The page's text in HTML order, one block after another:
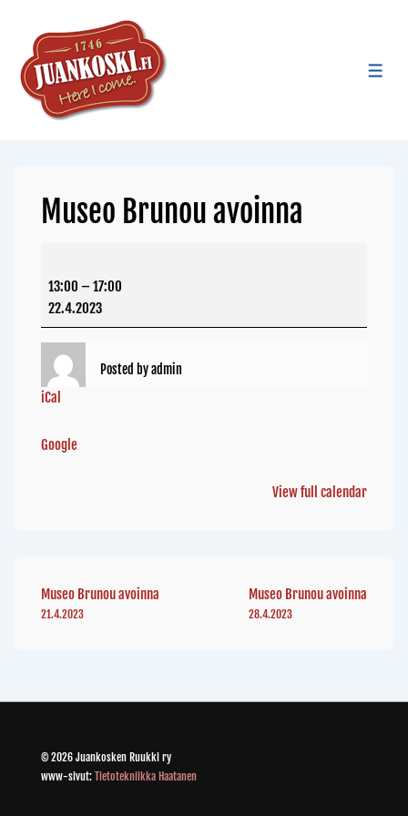
Museo Brunou avoinna
13:00 –17:00
22.4.2023
Posted byadmin
iCal
Google
View full calendar
Museo Brunou avoinna
21.4.2023
Museo Brunou avoinna
28.4.2023
© 2026 Juankosken Ruukki ry
www-sivut: Tietotekniikka Haatanen